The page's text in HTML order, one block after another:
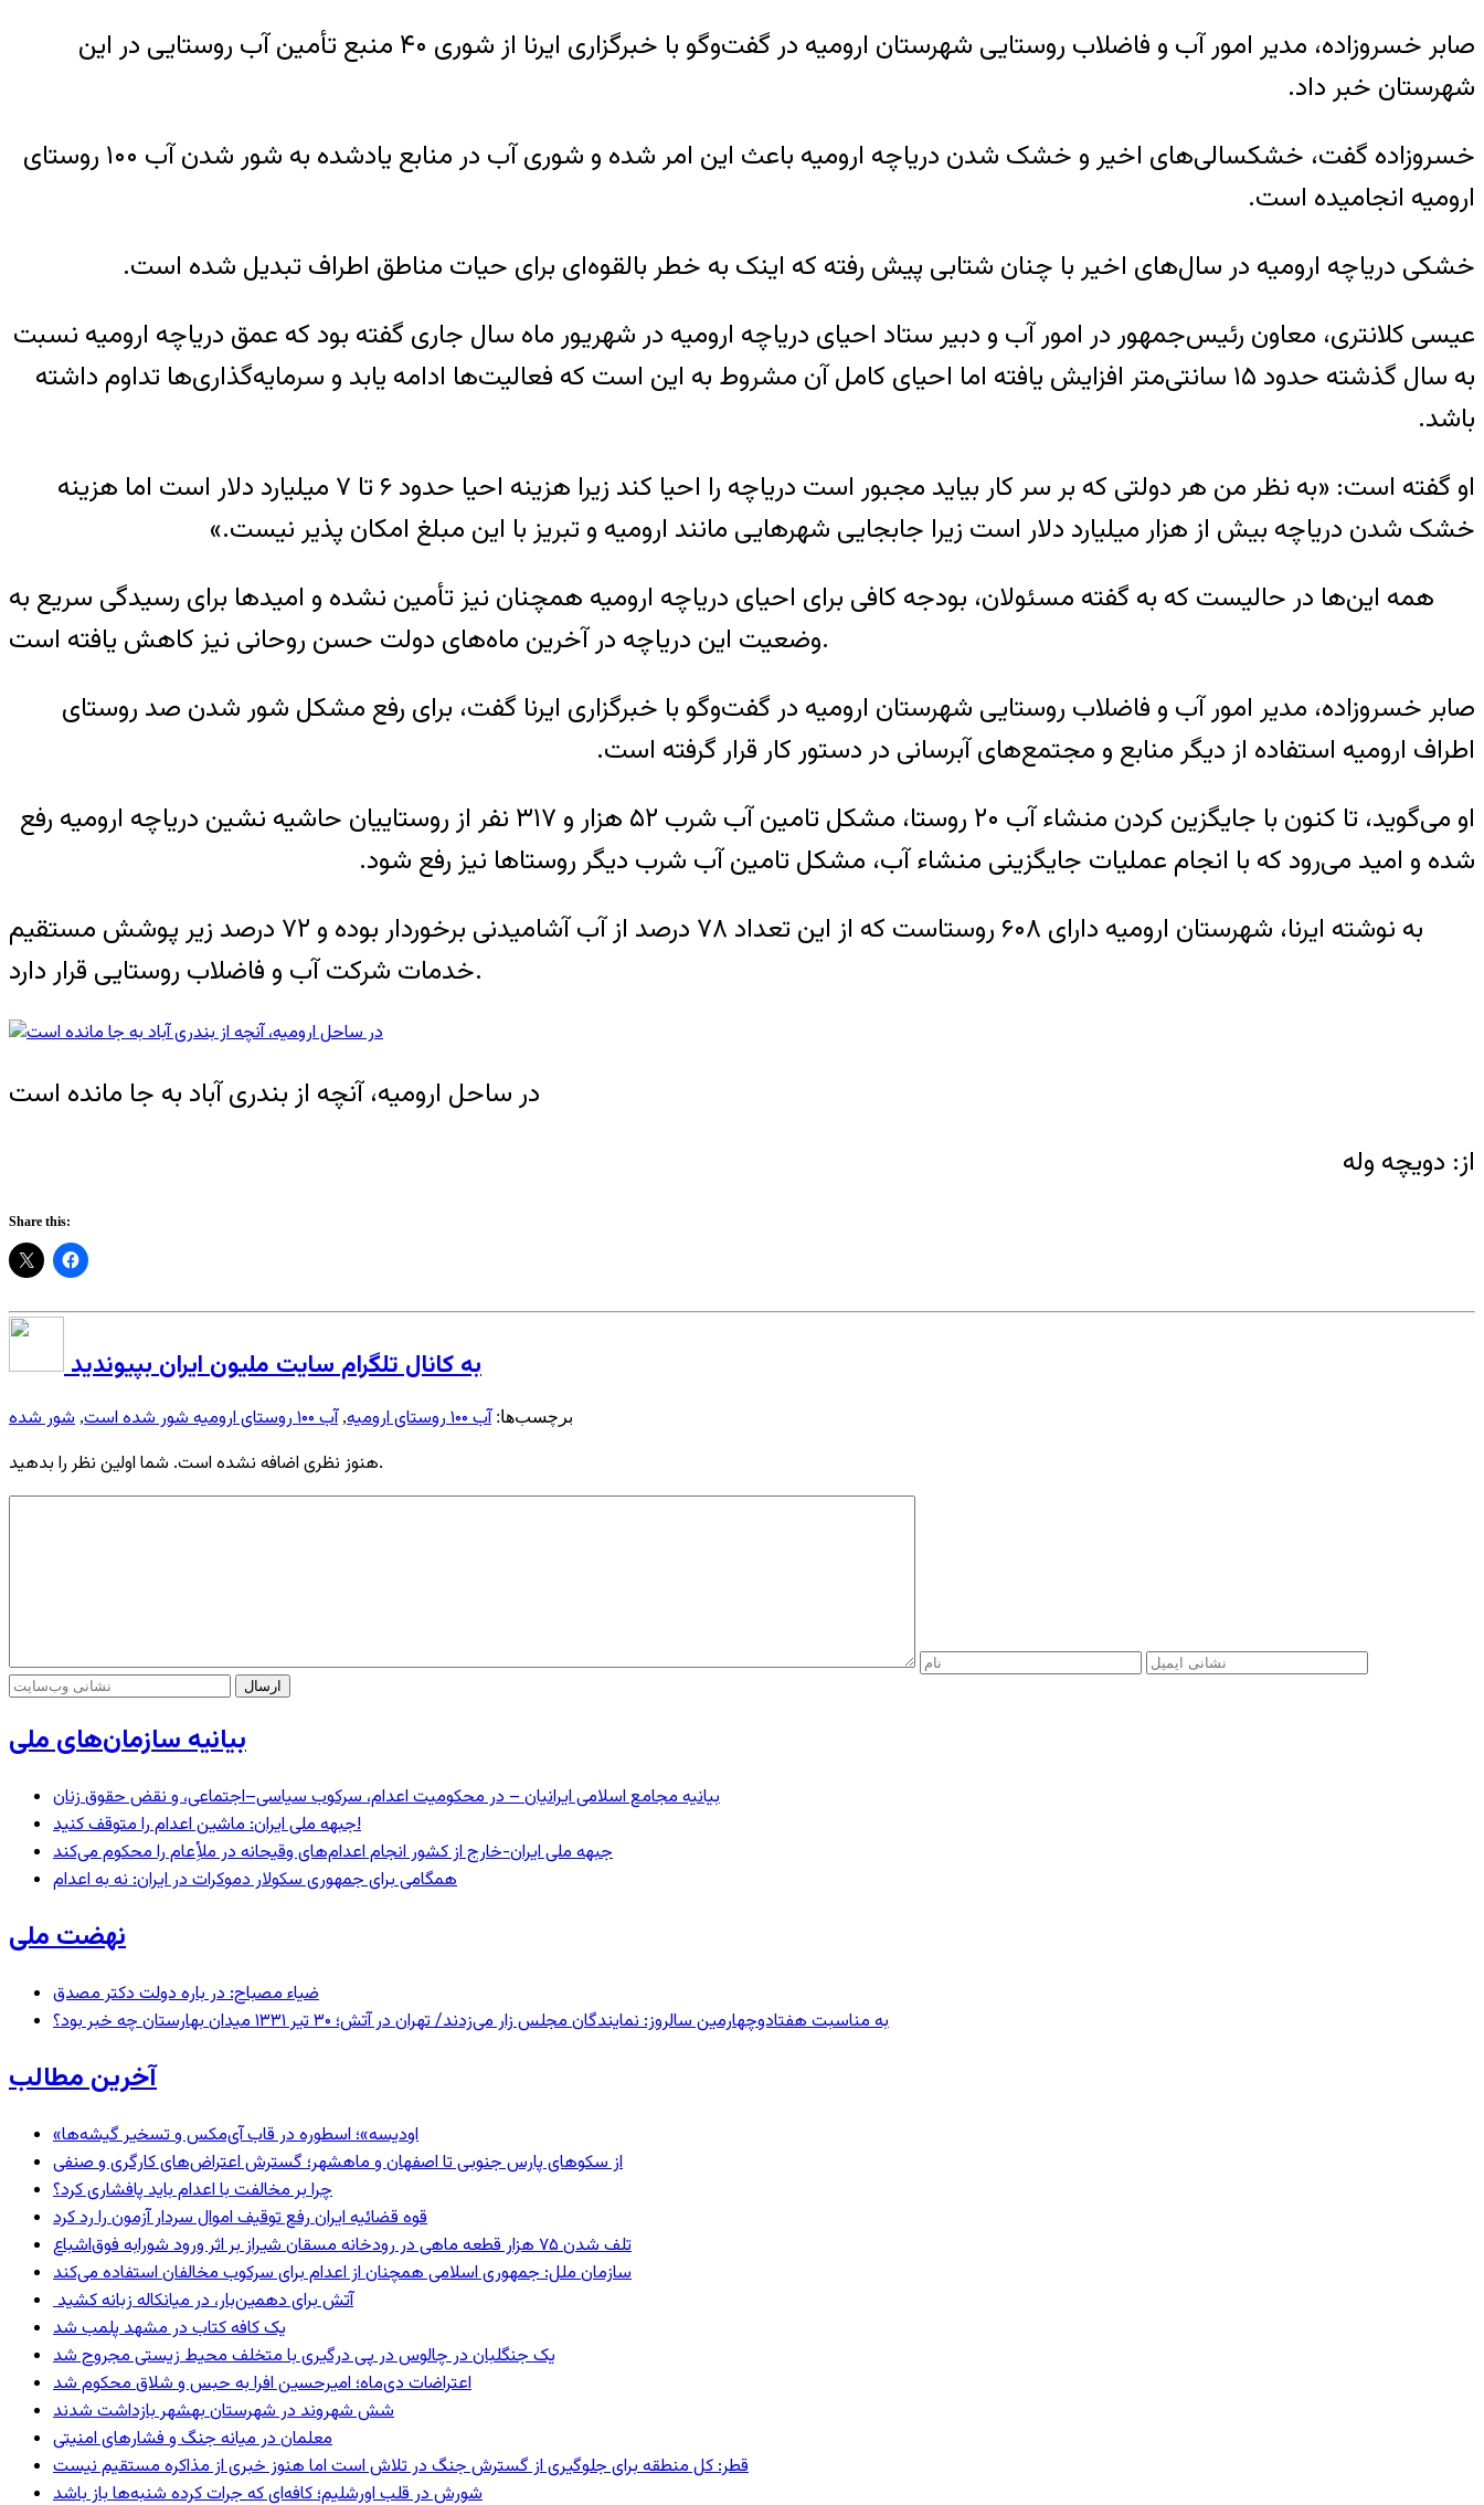
صابر خسروزاده، مدیر امور آب و فاضلاب روستایی شهرستان ارومیه در گفت‌وگو با خبرگزاری ایرنا از شوری ۴۰ منبع تأمین آب روستایی در این
شهرستان خبر داد.
خسروزاده گفت، خشکسالی‌های اخیر و خشک شدن دریاچه ارومیه باعث این امر شده و شوری آب در منابع یادشده به شور شدن آب ۱۰۰ روستای
ارومیه انجامیده است.
خشکی دریاچه ارومیه در سال‌های اخیر با چنان شتابی پیش رفته که اینک به خطر بالقوه‌ای برای حیات مناطق اطراف تبدیل شده است.
عیسی کلانتری، معاون رئیس‌جمهور در امور آب و دبیر ستاد احیای دریاچه ارومیه در شهریور ماه سال جاری گفته بود که عمق دریاچه ارومیه نسبت
به سال گذشته حدود ۱۵ سانتی‌متر افزایش یافته اما احیای کامل آن مشروط به این است که فعالیت‌ها ادامه یابد و سرمایه‌گذاری‌ها تداوم داشته
باشد.
او گفته است: «به نظر من هر دولتی که بر سر کار بیاید مجبور است دریاچه را احیا کند زیرا هزینه احیا حدود ۶ تا ۷ میلیارد دلار است اما هزینه
خشک شدن دریاچه بیش از هزار میلیارد دلار است زیرا جابجایی شهرهایی مانند ارومیه و تبریز با این مبلغ امکان پذیر نیست.»
همه این‌ها در حالیست که به گفته مسئولان، بودجه کافی برای احیای دریاچه ارومیه همچنان نیز تأمین نشده و امیدها برای رسیدگی سریع به
وضعیت این دریاچه در ‌آخرین ماه‌های دولت حسن روحانی نیز کاهش یافته است.
صابر خسروزاده، مدیر امور آب و فاضلاب روستایی شهرستان ارومیه در گفت‌وگو با خبرگزاری ایرنا گفت، برای رفع مشکل شور شدن صد روستای
اطراف ارومیه استفاده از دیگر منابع و مجتمع‌های آبرسانی در دستور کار قرار گرفته است.
او می‌گوید، تا کنون با جایگزین کردن منشاء آب ۲۰ روستا، مشکل تامین آب شرب ۵۲ هزار و ۳۱۷ نفر از روستاییان حاشیه نشین دریاچه ارومیه رفع
شده و امید می‌رود که با انجام عملیات جایگزینی منشاء آب، مشکل تامین آب شرب دیگر روستاها نیز رفع شود.
به نوشته ایرنا، شهرستان ارومیه دارای ۶۰۸ روستاست که از این تعداد ۷۸ درصد از آب آشامیدنی برخوردار بوده و ۷۲ درصد زیر پوشش مستقیم
خدمات شرکت آب و فاضلاب روستایی قرار دارد.
در ساحل ارومیه، آنچه از بندری آباد به جا مانده است
از: دویچه وله
Share this:
به کانال تلگرام سایت ملیون ایران بپیوندید
برچسب‌ها:آب ۱۰۰ روستای ارومیه ,آب ۱۰۰ روستای ارومیه شور شده است , شور شده
هنوز نظری اضافه نشده است. شما اولین نظر را بدهید.
بیانیه سازمان‌های ملی
بیانیه مجامع اسلامی ایرانیان – در محکومیت اعدام، سرکوب سیاسی–اجتماعی، و نقض حقوق زنان
جبهه ملی ایران: ماشین اعدام را متوقف کنید!
جبهه ملی ایران-خارج از کشور انجام اعدام‌های وقیحانه در ملأِعام را محکوم می‌کند
همگامی برای جمهوری سکولار دموکرات در ایران: نه به اعدام
نهضت ملی
ضیاء مصباح: در باره دولت دکتر مصدق
به مناسبت هفتادوچهارمین سالروز: نمایندگان مجلس زار می‌زدند/ تهران در آتش؛ ۳۰ تیر ۱۳۳۱ میدان بهارستان چه خبر بود؟
آخرین مطالب
«اودیسه»؛ اسطوره در قاب آی‌مکس و تسخیر گیشه‌ها
از سکوهای پارس جنوبی تا اصفهان و ماهشهر؛ گسترش اعتراض‌های کارگری و صنفی
چرا بر مخالفت با اعدام باید پافشاری کرد؟
قوه قضائیه ایران رفع توقیف اموال سردار آزمون را رد کرد
تلف شدن ۷۵ هزار قطعه ماهی در رودخانه مسقان شیراز بر اثر ورود شورابه فوق‌اشباع
سازمان ملل: جمهوری اسلامی همچنان از اعدام برای سرکوب مخالفان استفاده می‌کند
آتش برای دهمین‌بار، در میانکاله زبانه کشید
یک کافه کتاب در مشهد پلمب شد
یک جنگلبان در چالوس در پی درگیری با متخلف محیط زیستی مجروح شد
اعتراضات دی‌ماه؛ امیرحسین افرا به حبس و شلاق محکوم شد
شش شهروند در شهرستان بهشهر بازداشت شدند
معلمان در میانه جنگ و فشارهای امنیتی
قطر: کل منطقه برای جلوگیری از گسترش جنگ در تلاش است اما هنوز خبری از مذاکره مستقیم نیست
شورش در قلب اورشلیم؛ کافه‌ای که جرات کرده شنبه‌ها باز باشد